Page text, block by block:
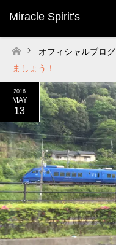
Miracle Spirit's
ホーム
オフィシャルブログ
ましょう！
2016
MAY
13